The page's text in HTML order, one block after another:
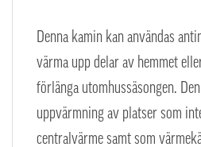
Denna kamin kan användas
värma upp delar av hemmet
förlänga utomhussäsongen.
uppvärmning av platser som
centralvärme samt som